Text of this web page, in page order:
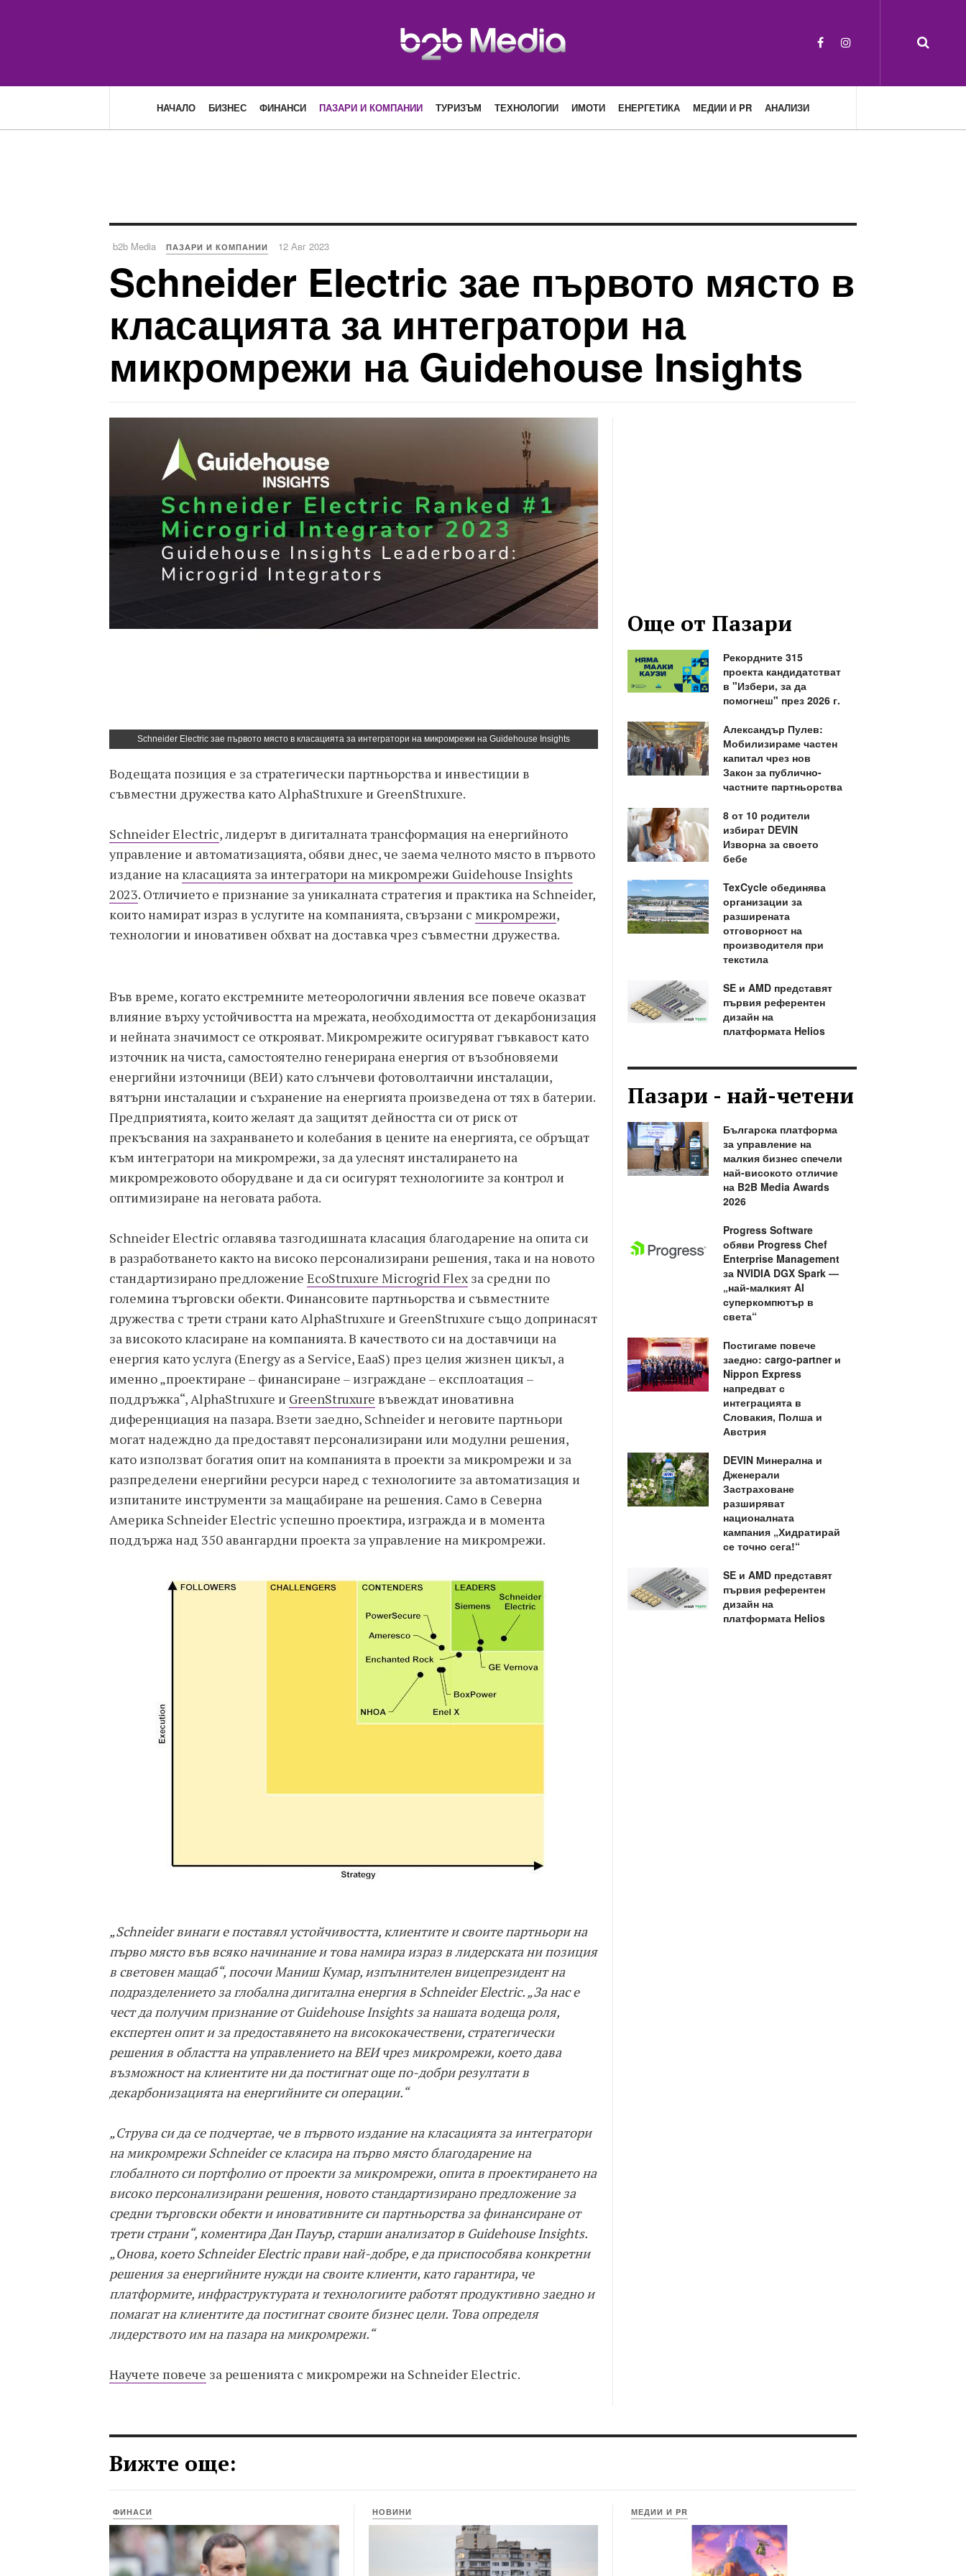
НАЧАЛО БИЗНЕС ФИНАНСИ ПАЗАРИ И КОМПАНИИ ТУРИЗЪМ ТЕХНОЛОГИИ ИМОТИ ЕНЕРГЕТИКА МЕДИИ И PR АНАЛИЗИ
b2b Media ПАЗАРИ И КОМПАНИИ 12 Авг 2023
Schneider Electric зае първото място в
класацията за интегратори на
микромрежи на Guidehouse Insights
Schneider Electric зае първото място в класацията за интегратори на микромрежи на Guidehouse Insights
Водещата позиция е за стратегически партньорства и инвестиции в
съвместни дружества като AlphaStruxure и GreenStruxure.
Schneider Electric, лидерът в дигиталната трансформация на енергийното
управление и автоматизацията, обяви днес, че заема челното място в първото
издание на класацията за интегратори на микромрежи Guidehouse Insights
2023. Отличието е признание за уникалната стратегия и практика на Schneider,
които намират израз в услугите на компанията, свързани с микромрежи,
технологии и иновативен обхват на доставка чрез съвместни дружества.
Във време, когато екстремните метеорологични явления все повече оказват
влияние върху устойчивостта на мрежата, необходимостта от декарбонизация
и нейната значимост се открояват. Микромрежите осигуряват гъвкавост като
източник на чиста, самостоятелно генерирана енергия от възобновяеми
енергийни източници (ВЕИ) като слънчеви фотоволтаични инсталации,
вятърни инсталации и съхранение на енергията произведена от тях в батерии.
Предприятията, които желаят да защитят дейността си от риск от
прекъсвания на захранването и колебания в цените на енергията, се обръщат
към интегратори на микромрежи, за да улеснят инсталирането на
микромрежовото оборудване и да си осигурят технологиите за контрол и
оптимизиране на неговата работа.
Schneider Electric оглавява тазгодишната класация благодарение на опита си
в разработването както на високо персонализирани решения, така и на новото
стандартизирано предложение EcoStruxure Microgrid Flex за средни по
големина търговски обекти. Финансовите партньорства и съвместните
дружества с трети страни като AlphaStruxure и GreenStruxure също допринасят
за високото класиране на компанията. В качеството си на доставчици на
енергия като услуга (Energy as a Service, EaaS) през целия жизнен цикъл, а
именно „проектиране – финансиране – изграждане – експлоатация –
поддръжка“, AlphaStruxure и GreenStruxure въвеждат иновативна
диференциация на пазара. Взети заедно, Schneider и неговите партньори
могат надеждно да предоставят персонализирани или модулни решения,
като използват богатия опит на компанията в проекти за микромрежи и за
разпределени енергийни ресурси наред с технологиите за автоматизация и
изпитаните инструменти за мащабиране на решения. Само в Северна
Америка Schneider Electric успешно проектира, изгражда и в момента
поддържа над 350 авангардни проекта за управление на микромрежи.
„Schneider винаги е поставял устойчивостта, клиентите и своите партньори на
първо място във всяко начинание и това намира израз в лидерската ни позиция
в световен мащаб“, посочи Маниш Кумар, изпълнителен вицепрезидент на
подразделението за глобална дигитална енергия в Schneider Electric. „За нас е
чест да получим признание от Guidehouse Insights за нашата водеща роля,
експертен опит и за предоставянето на висококачествени, стратегически
решения в областта на управлението на ВЕИ чрез микромрежи, което дава
възможност на клиентите ни да постигнат още по-добри резултати в
декарбонизацията на енергийните си операции.“
„Струва си да се подчертае, че в първото издание на класацията за интегратори
на микромрежи Schneider се класира на първо място благодарение на
глобалното си портфолио от проекти за микромрежи, опита в проектирането на
високо персонализирани решения, новото стандартизирано предложение за
средни търговски обекти и иновативните си партньорства за финансиране от
трети страни“, коментира Дан Пауър, старши анализатор в Guidehouse Insights.
„Онова, което Schneider Electric прави най-добре, е да приспособява конкретни
решения за енергийните нужди на своите клиенти, като гарантира, че
платформите, инфраструктурата и технологиите работят продуктивно заедно и
помагат на клиентите да постигнат своите бизнес цели. Това определя
лидерството им на пазара на микромрежи.“
Научете повече за решенията с микромрежи на Schneider Electric.
Още от Пазари
Рекордните 315
проекта кандидатстват
в "Избери, за да
помогнеш" през 2026 г.
Александър Пулев:
Мобилизираме частен
капитал чрез нов
Закон за публично-
частните партньорства
8 от 10 родители
избират DEVIN
Изворна за своето
бебе
TexCycle обединява
организации за
разширената
отговорност на
производителя при
текстила
SE и AMD представят
първия референтен
дизайн на
платформата Helios
Пазари - най-четени
Българска платформа
за управление на
малкия бизнес спечели
най-високото отличие
на B2B Media Awards
2026
Progress Software
обяви Progress Chef
Enterprise Management
за NVIDIA DGX Spark —
„най-малкият AI
суперкомпютър в
света“
Постигаме повече
заедно: cargo-partner и
Nippon Express
напредват с
интеграцията в
Словакия, Полша и
Австрия
DEVIN Минерална и
Дженерали
Застраховане
разширяват
националната
кампания „Хидратирай
се точно сега!“
SE и AMD представят
първия референтен
дизайн на
платформата Helios
Вижте още:
ФИНАСИ НОВИНИ МЕДИИ И PR